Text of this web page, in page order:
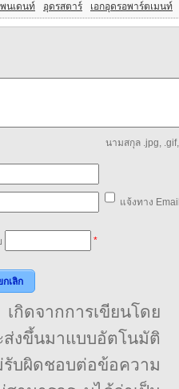
พนเดนท์ อุดรสตาร์ เอกอุดรอพาร์ตเมนท์
นามสกุล .jpg,
แจ้งทาง
*
กเลิก
กิดจากการเขียนโดย
นมาแบบอัตโนมัติ
บผิดชอบต่อข้อความ